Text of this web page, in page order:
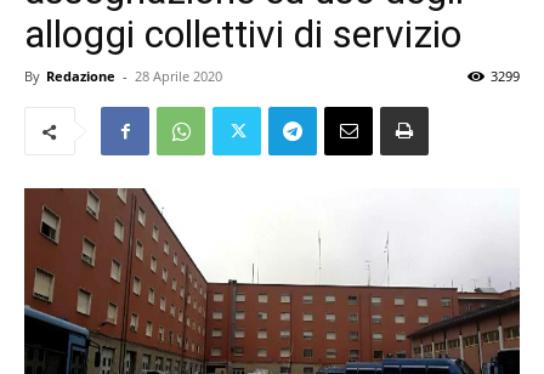
alloggi collettivi di servizio
By Redazione - 28 Aprile 2020 3299